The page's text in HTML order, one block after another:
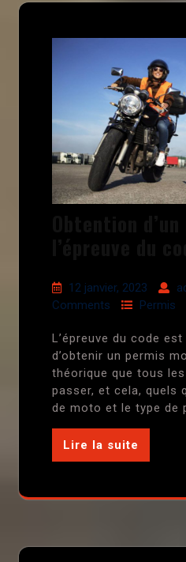
12 janvier, 2023
Comments
Permis
L’épreuve du code
d’obtenir un permis
théorique que tous
passer, et cela, quels
de moto et le type de
Lire la suite